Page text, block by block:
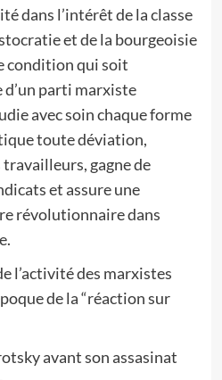
dans l’intérêt de la classe
et de la bourgeoisie
condition qui soit
d’un parti marxiste
avec soin chaque forme
toute déviation,
gagne de
et assure une
révolutionnaire dans
l’activité des marxistes
de la “réaction sur
avant son assasinat